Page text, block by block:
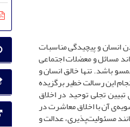
انسان و پیچیدگی مناسبات
مسائل و معضلات اجتماعی
باشد. تنها خالق انسان و
این رسالت خطیر برگزیده
تجلی توحید در اخلاق
آن با اخلاق معاشرت در
مسئولیت‌پذیری، عدالت و